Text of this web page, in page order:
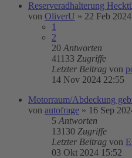
Reserveradhalterung
von OliverU » 22 Feb
1
2
20 Antworten
41133 Zugriffe
Letzter Beitrag von
14 Nov 2024 22:55
Motorraum/Abdeckung
von autofrage » 16 Sep
5 Antworten
13130 Zugriffe
Letzter Beitrag von
03 Okt 2024 15:52